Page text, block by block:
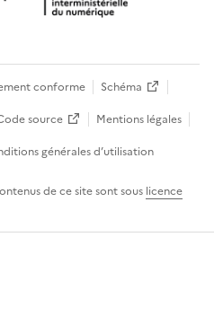
conforme
Schéma
source
Mentions légales
générales d’utilisation
de ce site sont sous licence